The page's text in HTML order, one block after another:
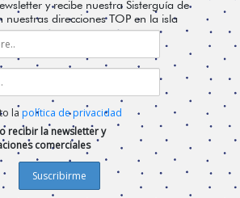
y recibe nuestra Sisterguía de
nuestras direcciones TOP en la isla
la política de privacidad
recibir la newsletter y
comerciales